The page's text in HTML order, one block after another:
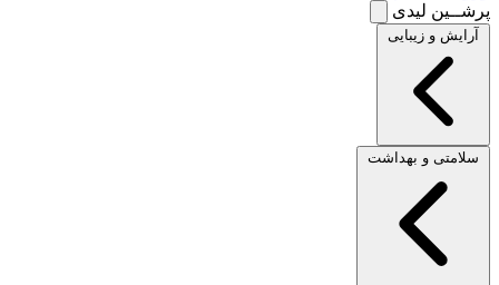
پرشــین لیدی
آرایش و زیبایی
سلامتی و بهداشت